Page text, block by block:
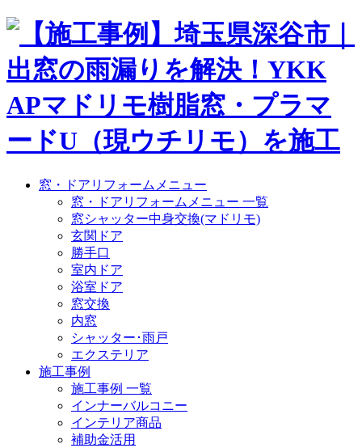
窓・ドアリフォームメニュー
窓・ドアリフォームメニュー 一覧
窓シャッター中身交換(マドリモ)
玄関ドア
勝手口
室内ドア
浴室ドア
窓交換
内窓
シャッター･雨戸
エクステリア
施工事例
施工事例 一覧
インナーバルコニー
インテリア商品
補助金活用